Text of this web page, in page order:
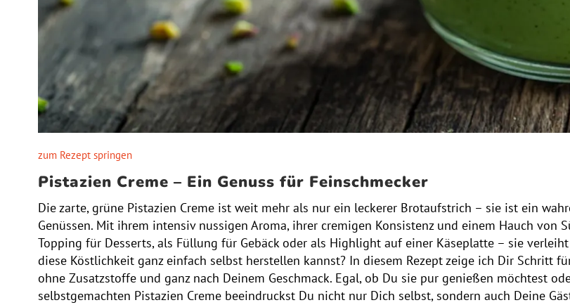
zum Rezept springen
Pistazien Creme – Ein Genuss für Feinschmecker
Die zarte, grüne Pistazien Creme ist weit mehr als nur ein leckerer Brotaufstrich – sie ist ein
Genüssen. Mit ihrem intensiv nussigen Aroma, ihrer cremigen Konsistenz und einem Hauch von
Topping für Desserts, als Füllung für Gebäck oder als Highlight auf einer Käseplatte – sie
diese Köstlichkeit ganz einfach selbst herstellen kannst? In diesem Rezept zeige ich Dir Schritt
ohne Zusatzstoffe und ganz nach Deinem Geschmack. Egal, ob Du sie pur genießen möchtest
selbstgemachten Pistazien Creme beeindruckst Du nicht nur Dich selbst, sondern auch Deine